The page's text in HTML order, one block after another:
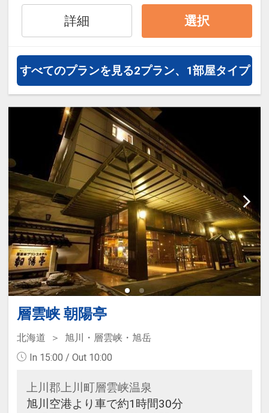
ル50%貯まります。
オプションでレンタカーや現地交
通・体験プランなどの追加（同時予
約）が可能なプランもございます。
※3～5歳の添い寝のお客様は施設使
用料としてお一人様3,300円を別途
お支払い下さい(現地払い)
詳細 選択
すべてのプランを見る2プラン、1部屋タイプ
層雲峡 朝陽亭
北海道
旭川・層雲峡・旭岳
In 15:00 / Out 10:00
上川郡上川町層雲峡温泉
旭川空港より車で約1時間30分